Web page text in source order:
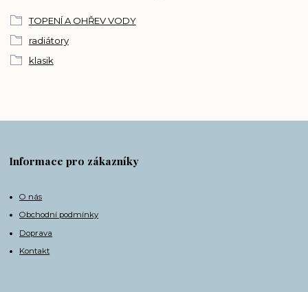
TOPENÍ A OHŘEV VODY
radiátory
klasik
Informace pro zákazníky
O nás
Obchodní podmínky
Doprava
Kontakt